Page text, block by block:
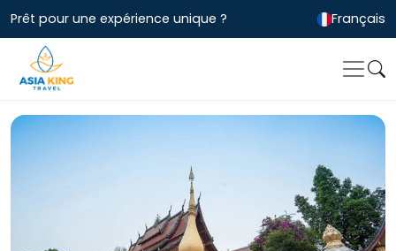
Prêt pour une expérience unique ? Français